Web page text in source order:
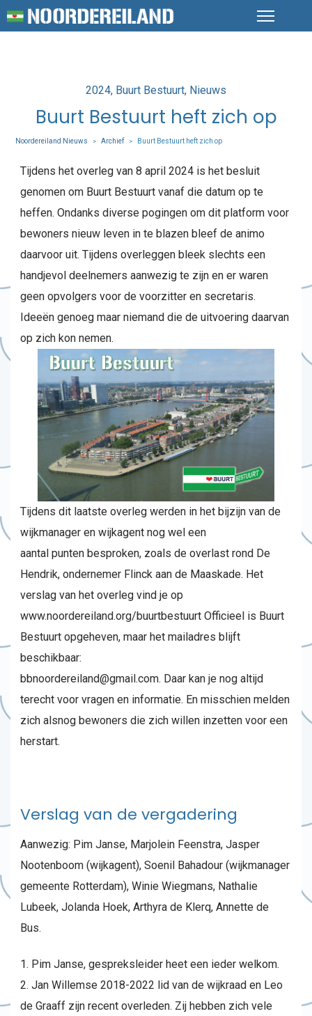
Posted
in
2024 Buurt Bestuurt Nieuws
Buurt Bestuurt heft zich op
Noordereiland Nieuws > Archief > Buurt Bestuurt heft zich op
Tijdens het overleg van 8 april 2024 is het besluit
genomen om Buurt Bestuurt vanaf die datum op te
heffen. Ondanks diverse pogingen om dit platform voor
bewoners nieuw leven in te blazen bleef de animo
daarvoor uit. Tijdens overleggen bleek slechts een
handjevol deelnemers aanwezig te zijn en er waren
geen opvolgers voor de voorzitter en secretaris.
Ideeën genoeg maar niemand die de uitvoering daarvan
op zich kon nemen.
Tijdens dit laatste overleg werden in het bijzijn van de
wijkmanager en wijkagent nog wel een
aantal punten besproken, zoals de overlast rond De
Hendrik, ondernemer Flinck aan de Maaskade. Het
verslag van het overleg vind je op
www.noordereiland.org/buurtbestuurt Officieel is Buurt
Bestuurt opgeheven, maar het mailadres blijft
beschikbaar:
bbnoordereiland@gmail.com. Daar kan je nog altijd
terecht voor vragen en informatie. En misschien melden
zich alsnog bewoners die zich willen inzetten voor een
herstart.
Verslag van de vergadering
Aanwezig: Pim Janse, Marjolein Feenstra, Jasper
Nootenboom (wijkagent), Soenil Bahadour (wijkmanager
gemeente Rotterdam), Winie Wiegmans, Nathalie
Lubeek, Jolanda Hoek, Arthyra de Klerq, Annette de
Bus.
Pim Janse, gespreksleider heet een ieder welkom.
Jan Willemse 2018-2022 lid van de wijkraad en Leo
de Graaff zijn recent overleden. Zij hebben zich vele